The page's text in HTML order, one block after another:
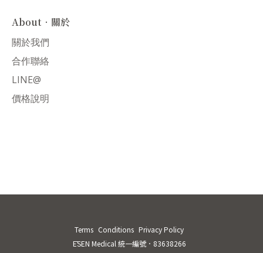
About．關於
關於我們
合作聯絡
LINE@
價格說明
Terms Conditions Privacy Policy
ĒSEN Medical 統一編號．83638266